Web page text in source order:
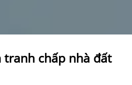
tranh chấp nhà đất